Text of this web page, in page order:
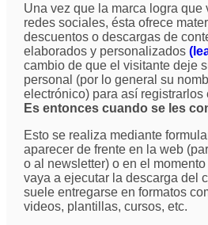
Una vez que la marca logra que
redes sociales, ésta ofrece
descuentos o descargas de
elaborados y personalizados
cambio de que el visitante deje
personal (por lo general su
electrónico) para así registrarlos
Es entonces cuando se les
Esto se realiza mediante
aparecer de frente en la web
o al newsletter) o en el
vaya a ejecutar la descarga del
suele entregarse en formatos
videos, plantillas, cursos, etc.